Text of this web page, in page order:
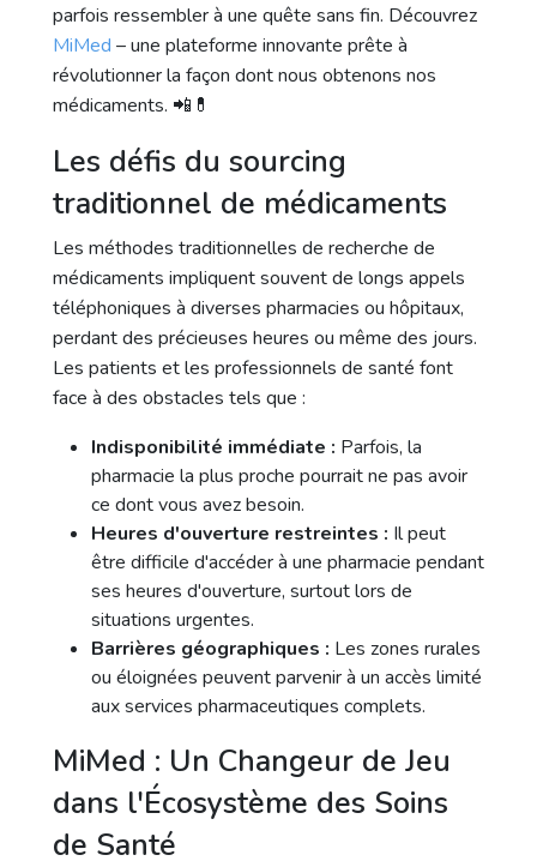
parfois ressembler à une quête sans fin. Découvrez
MiMed – une plateforme innovante prête à
révolutionner la façon dont nous obtenons nos
médicaments. 📲💊
Les défis du sourcing
traditionnel de médicaments
Les méthodes traditionnelles de recherche de
médicaments impliquent souvent de longs appels
téléphoniques à diverses pharmacies ou hôpitaux,
perdant des précieuses heures ou même des jours.
Les patients et les professionnels de santé font
face à des obstacles tels que :
Indisponibilité immédiate : Parfois, la
pharmacie la plus proche pourrait ne pas avoir
ce dont vous avez besoin.
Heures d'ouverture restreintes : Il peut
être difficile d'accéder à une pharmacie pendant
ses heures d'ouverture, surtout lors de
situations urgentes.
Barrières géographiques : Les zones rurales
ou éloignées peuvent parvenir à un accès limité
aux services pharmaceutiques complets.
MiMed : Un Changeur de Jeu
dans l'Écosystème des Soins
de Santé